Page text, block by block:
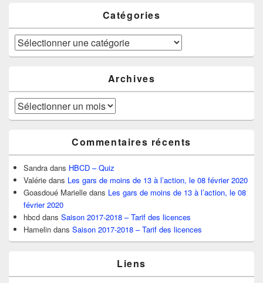
Catégories
Catégories
Archives
Archives
Commentaires récents
Sandra dans HBCD – Quiz
Valérie dans Les gars de moins de 13 à l’action, le 08 février 2020
Goasdoué Marielle dans Les gars de moins de 13 à l’action, le 08
février 2020
hbcd dans Saison 2017-2018 – Tarif des licences
Hamelin dans Saison 2017-2018 – Tarif des licences
Liens